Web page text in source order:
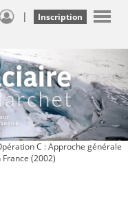
| Inscription
C : Approche générale
(2002)